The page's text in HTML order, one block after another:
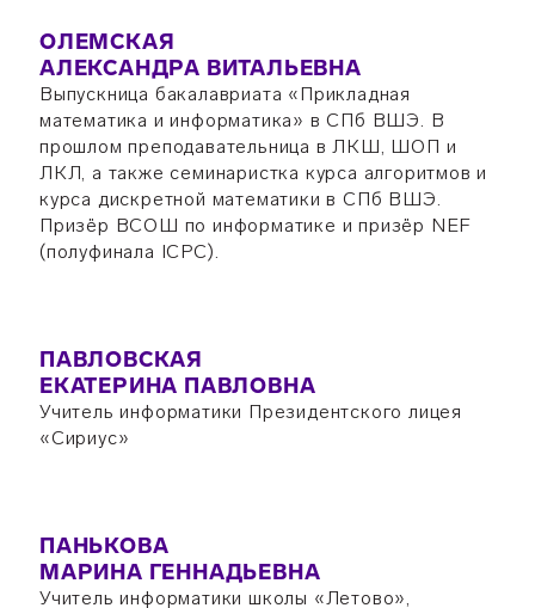
ОЛЕМСКАЯ
АЛЕКСАНДРА ВИТАЛЬЕВНА
Выпускница бакалавриата «Прикладная
математика и информатика» в СПб ВШЭ. В
прошлом преподавательница в ЛКШ, ШОП и
ЛКЛ, а также семинаристка курса алгоритмов и
курса дискретной математики в СПб ВШЭ.
Призёр ВСОШ по информатике и призёр NEF
(полуфинала ICPC).
ПАВЛОВСКАЯ
ЕКАТЕРИНА ПАВЛОВНА
Учитель информатики Президентского лицея
«Сириус»
ПАНЬКОВА
МАРИНА ГЕННАДЬЕВНА
Учитель информатики школы «Летово»,